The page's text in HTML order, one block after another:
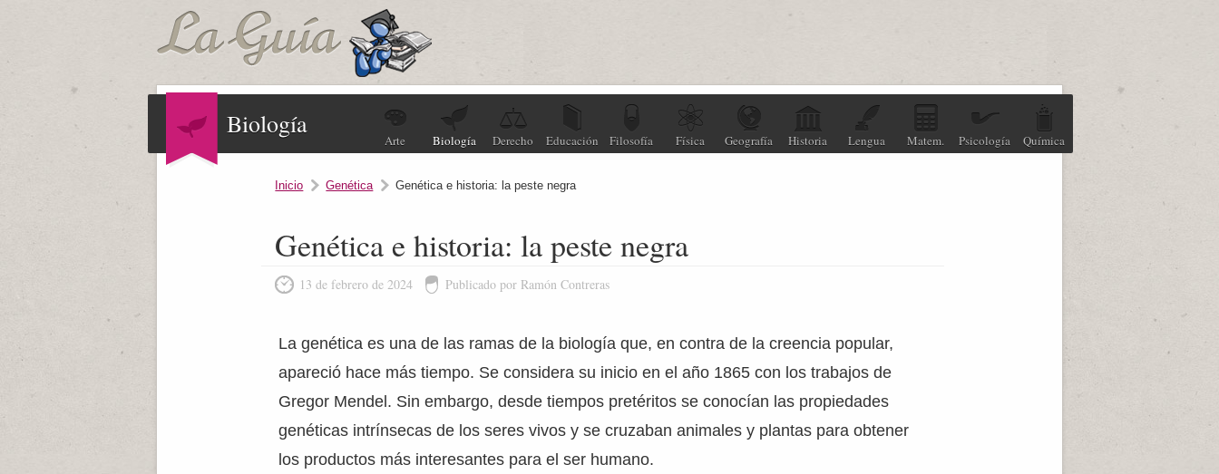
Biología
Arte Biología Derecho Educación Filosofía Física Geografía Historia Lengua Matem. Psicología Química
Inicio Genética Genética e historia: la peste negra
Genética e historia: la peste negra
13 de febrero de 2024 Publicado por Ramón Contreras
La genética es una de las ramas de la biología que, en contra de la creencia popular,
apareció hace más tiempo. Se considera su inicio en el año 1865 con los trabajos de
Gregor Mendel. Sin embargo, desde tiempos pretéritos se conocían las propiedades
genéticas intrínsecas de los seres vivos y se cruzaban animales y plantas para obtener
los productos más interesantes para el ser humano.